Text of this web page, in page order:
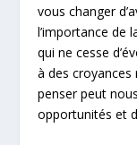
vous changer
l’importance de
qui ne cesse
à des croyances
penser peut
opportunités et